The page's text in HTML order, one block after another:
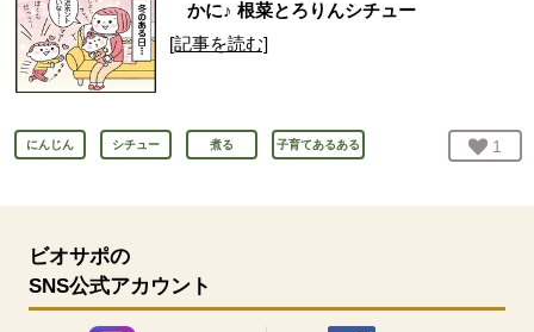
かに♪ 根菜とろりんシチュー
[記事を読む]
にんじん シチュー 煮る 子育てあるある お気
1
ビオサポの
SNS公式アカウント